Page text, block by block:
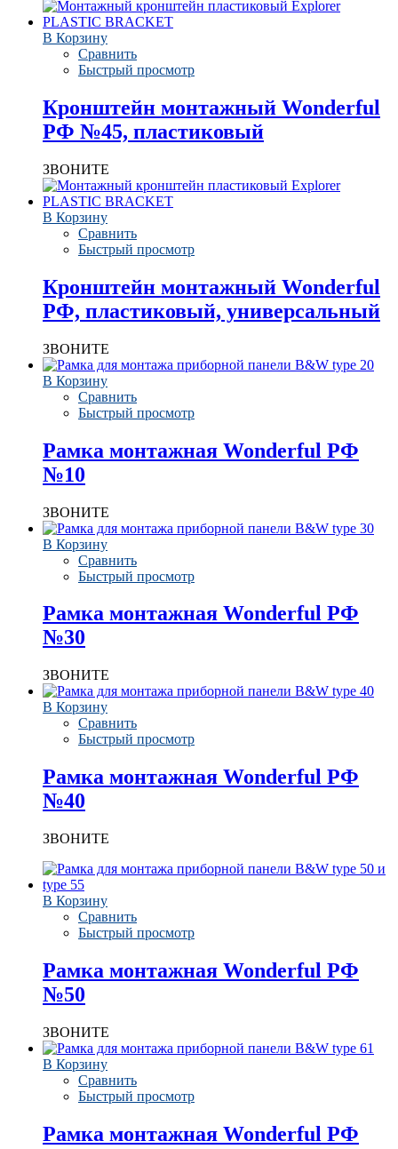
В Корзину
Сравнить
Быстрый просмотр
Кронштейн монтажный Wonderful
РФ №45, пластиковый
ЗВОНИТЕ
В Корзину
Сравнить
Быстрый просмотр
Кронштейн монтажный Wonderful
РФ, пластиковый, универсальный
ЗВОНИТЕ
В Корзину
Сравнить
Быстрый просмотр
Рамка монтажная Wonderful РФ
№10
ЗВОНИТЕ
В Корзину
Сравнить
Быстрый просмотр
Рамка монтажная Wonderful РФ
№30
ЗВОНИТЕ
В Корзину
Сравнить
Быстрый просмотр
Рамка монтажная Wonderful РФ
№40
ЗВОНИТЕ
В Корзину
Сравнить
Быстрый просмотр
Рамка монтажная Wonderful РФ
№50
ЗВОНИТЕ
В Корзину
Сравнить
Быстрый просмотр
Рамка монтажная Wonderful РФ